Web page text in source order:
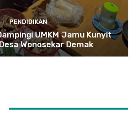
PENDIDIKAN
UMKM Jamu Kunyit
Wonosekar Demak